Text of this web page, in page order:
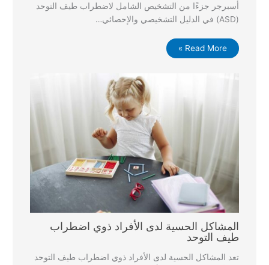
أسبرجر جزءًا من التشخيص الشامل لاضطراب طيف التوحد
(ASD) في الدليل التشخيصي والإحصائي…
Read More »
المشاكل الحسية لدى الأفراد ذوي اضطراب
طيف التوحد
تعد المشاكل الحسية لدى الأفراد ذوي اضطراب طيف التوحد